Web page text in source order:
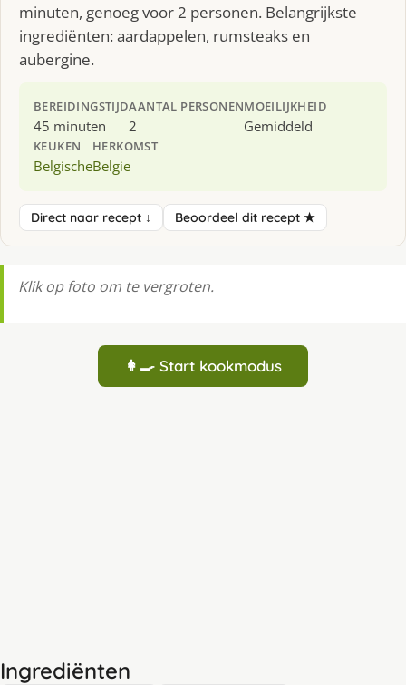
minuten, genoeg voor 2 personen. Belangrijkste
ingrediënten: aardappelen, rumsteaks en
aubergine.
BEREIDINGSTIJD
45 minuten
AANTAL PERSONEN
2
MOEILIJKHEID
Gemiddeld
KEUKEN
Belgische
HERKOMST
Belgie
Direct naar recept ↓ Beoordeel dit recept ★
Klik op foto om te vergroten.
👩‍🍳 Start kookmodus
Ingrediënten